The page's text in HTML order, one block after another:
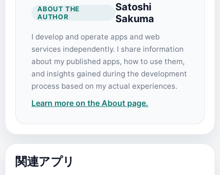
ABOUT THE
AUTHOR
Satoshi
Sakuma
I develop and operate apps and web
services independently. I share information
about my published apps, how to use them,
and insights gained during the development
process based on my actual experiences.
Learn more on the About page.
関連アプリ